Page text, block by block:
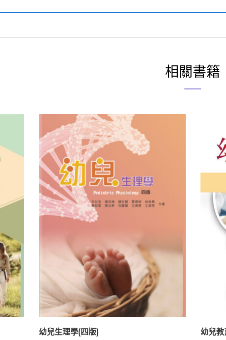
相關書籍
幼兒生理學(四版) 幼兒